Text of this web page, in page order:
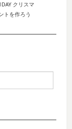
クリスマ
トを作ろう